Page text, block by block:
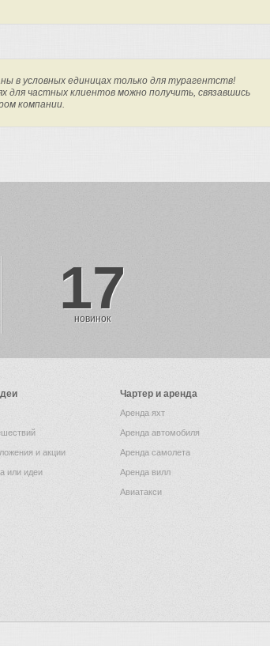
в условных единицах только для турагентств!
для частных клиентов можно получить, связавшись
компании.
17
новинок
и акции
или идеи
Чартер и аренда
Аренда яхт
Аренда автомобиля
Аренда самолета
Аренда вилл
Авиатакси